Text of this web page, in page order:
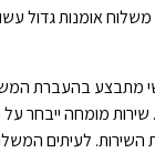
משלוח אומנות גדול
בהעברת
מומחה ייבחר על
לעיתים המשלוח